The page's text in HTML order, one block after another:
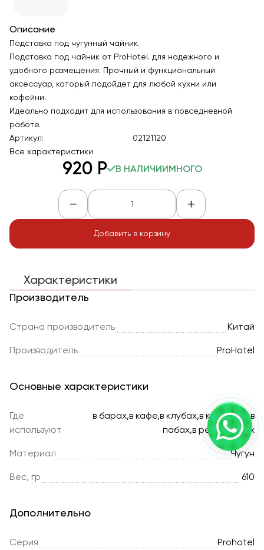
Описание
Подставка под чугунный чайник.
Подставка под чайник от ProHotel. для надежного и
удобного размещения. Прочный и функциональный
аксессуар, который подойдет для любой кухни или
кофейни.
Идеально подходит для использования в повседневной
работе.
Артикул:
02121120
Все характеристики
920Р В НАЛИЧИИ МНОГО
Добавить в корзину
Характеристики
Производитель
Страна производитель Китай
Производитель ProHotel
Основные характеристики
Где
используют
в барах,в кафе,в клубах,в кофейнях,в
пабах,в ресторанах
Материал Чугун
Вес, гр 610
Дополнительно
Серия Prohotel